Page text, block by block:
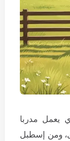
يعمل مدربا
ومن إسطبل